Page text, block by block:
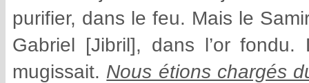
purifier, dans le feu. Mais le
Gabriel [Jibril], dans l’or
mugissait. Nous étions chargés